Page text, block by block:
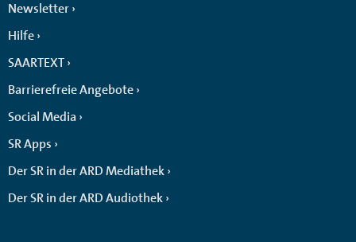
Newsletter
Hilfe
SAARTEXT
Barrierefreie Angebote
Social Media
SR Apps
Der SR in der ARD Mediathek
Der SR in der ARD Audiothek